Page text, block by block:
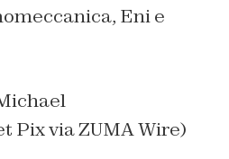
Eni e
Pix via ZUMA Wire)